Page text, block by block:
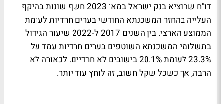
דו"ח שהוציא בנק ישראל במאי 2023 חשף שונות בהיקף
העלייה בהחזר המשכנתא החודשי בערים חרדיות לעומת
הממוצע הארצי. בין השנים 2017 ל-2022 שיעור הגידול
בתשלומי המשכנתא השוטפים בערים חרדיות עמד על
23.3% לעומת 20.1% בישובים לא חרדיים. לכאורה לא
הרבה, אך כשכל שקל חשוב, זה לוחץ עוד יותר.